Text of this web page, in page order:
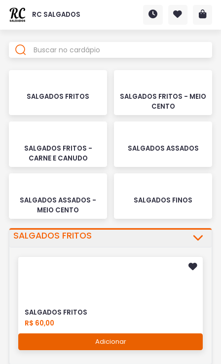
RC SALGADOS
SALGADOS FRITOS
SALGADOS FRITOS - MEIO
CENTO
SALGADOS FRITOS -
CARNE E CANUDO
SALGADOS ASSADOS
SALGADOS ASSADOS -
MEIO CENTO
SALGADOS FINOS
SALGADOS FRITOS
SALGADOS FRITOS
R$ 60,00
Adicionar